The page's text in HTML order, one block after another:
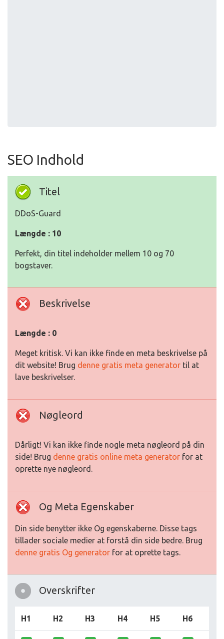
SEO Indhold
Titel
DDoS-Guard
Længde : 10
Perfekt, din titel indeholder mellem 10 og 70
bogstaver.
Beskrivelse
Længde : 0
Meget kritisk. Vi kan ikke finde en meta beskrivelse på
dit website! Brug denne gratis meta generator til at
lave beskrivelser.
Nøgleord
Dårligt! Vi kan ikke finde nogle meta nøgleord på din
side! Brug denne gratis online meta generator for at
oprette nye nøgleord.
Og Meta Egenskaber
Din side benytter ikke Og egenskaberne. Disse tags
tillader sociale medier at forstå din side bedre. Brug
denne gratis Og generator for at oprette tags.
Overskrifter
H1 H2 H3 H4 H5 H6